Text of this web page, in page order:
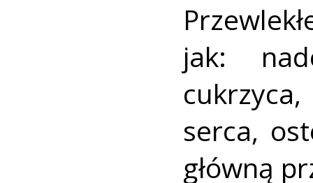
jak:
serca,
główną